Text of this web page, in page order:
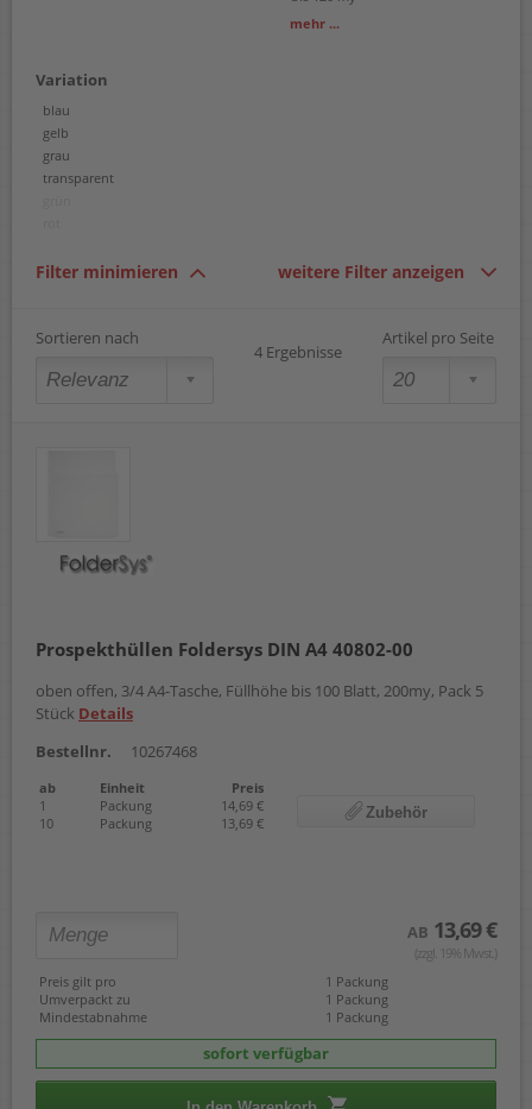
bis 140 my
mehr ...
Variation
blau
gelb
grau
transparent
Filter minimieren weitere Filter anzeigen
Sortieren nach
4 Ergebnisse
Artikel pro Seite
Prospekthüllen Foldersys DIN A4 40802-00
oben offen, 3/4 A4-Tasche, Füllhöhe bis 100 Blatt, 200my, Pack 5
Stück Details
Bestellnr.
10267468
ab Einheit
Preis
1
Packung
14,69 €
10
Packung 13,69 €
Zubehör
AB 13,69 €
(zzgl. 19% Mwst.)
Preis gilt pro
1 Packung
Umverpackt zu
1 Packung
Mindestabnahme
1 Packung
sofort verfügbar